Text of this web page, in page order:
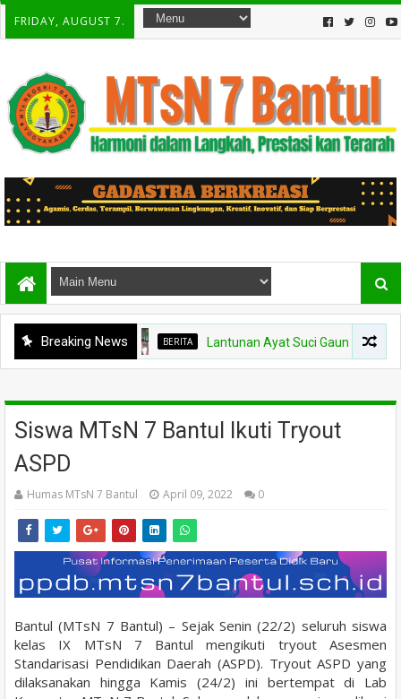
FRIDAY, AUGUST 7.
Breaking NewsBERITA Lantunan Ayat Suci Gaungkan
Siswa MTsN 7 Bantul Ikuti Tryout
ASPD
Humas MTsN 7 Bantul April 09, 2022 0
Bantul (MTsN 7 Bantul) – Sejak Senin (22/2) seluruh siswa
kelas IX MTsN 7 Bantul mengikuti tryout Asesmen
Standarisasi Pendidikan Daerah (ASPD). Tryout ASPD yang
dilaksanakan hingga Kamis (24/2) ini bertempat di Lab